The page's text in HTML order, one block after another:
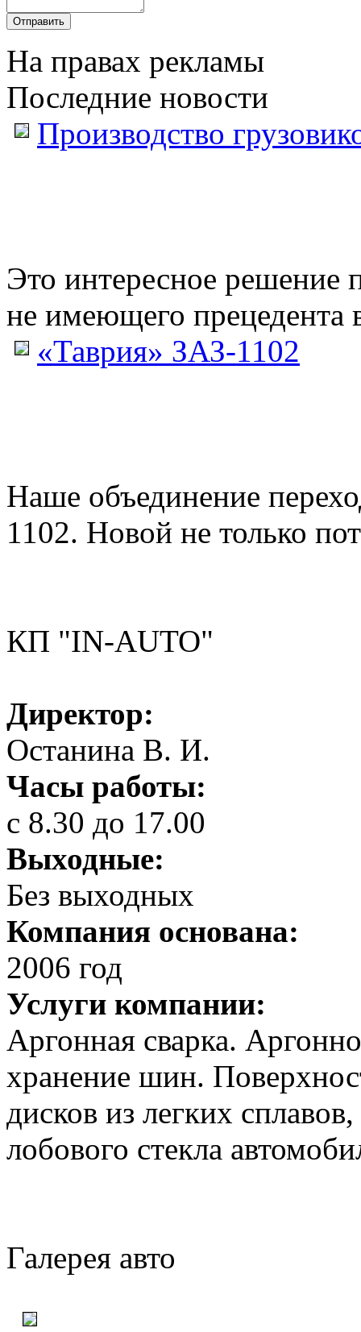
На правах рекламы
Последние новости
Производство
Это интересное решение
не имеющего прецедента
«Таврия» ЗАЗ-1102
Наше объединение
1102. Новой не только
КП "IN-AUTO"
Директор:
Останина В. И.
Часы работы:
с 8.30 до 17.00
Выходные:
Без выходных
Компания основана:
2006 год
Услуги компании:
Аргонная сварка.
хранение шин.
дисков из легких
лобового стекла
Галерея авто